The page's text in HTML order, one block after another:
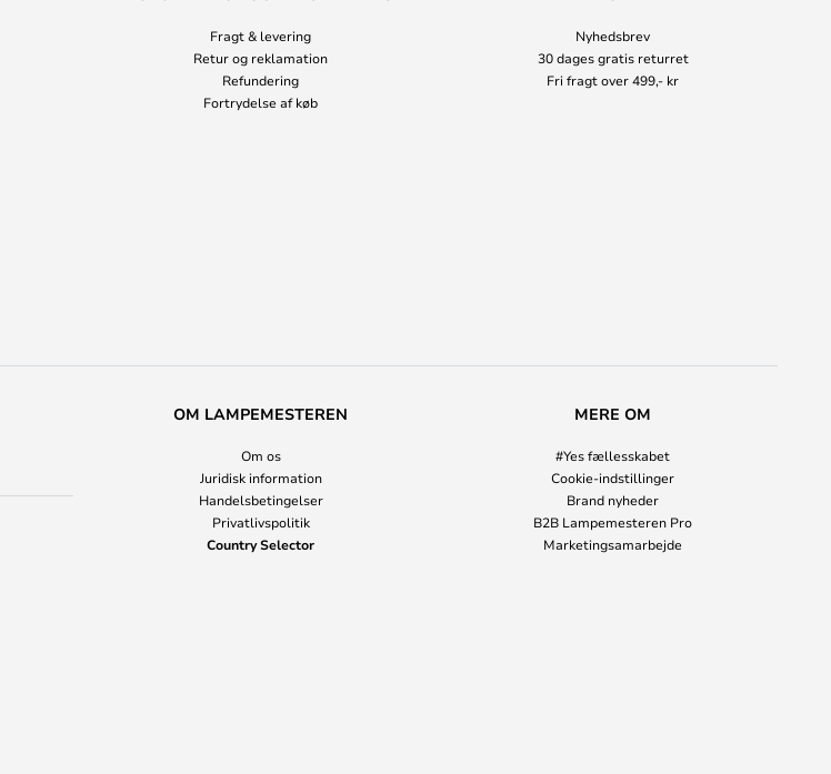
Fragt & levering
Retur og reklamation
Refundering
Fortrydelse af køb
Nyhedsbrev
30 dages gratis returret
Fri fragt over 499,- kr
OM LAMPEMESTEREN
Om os
Juridisk information
Handelsbetingelser
Privatlivspolitik
Country Selector
MERE OM
#Yes fællesskabet
Cookie-indstillinger
Brand nyheder
B2B Lampemesteren Pro
Marketingsamarbejde